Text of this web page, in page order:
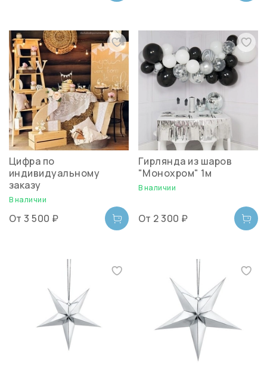
Цифра по
индивидуальному
заказу
В наличии
От 3 500 ₽
Гирлянда из шаров
"Монохром" 1м
В наличии
От 2 300 ₽